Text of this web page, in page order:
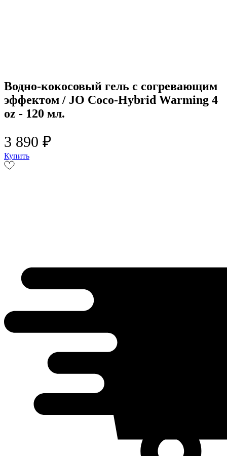
Водно-кокосовый гель с согревающим
эффектом / JO Coco-Hybrid Warming 4
oz - 120 мл.
3 890 ₽
Купить